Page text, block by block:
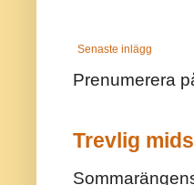
Senaste inlägg
Prenumerera
Trevlig